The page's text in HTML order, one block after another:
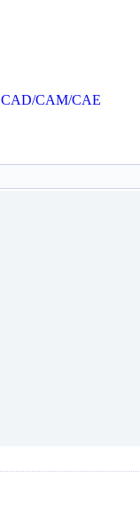
CAD/CAM/CAE